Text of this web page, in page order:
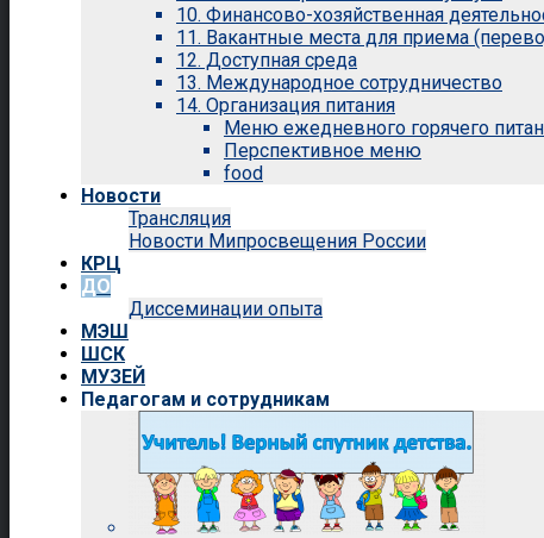
10. Финансово-хозяйственная
11. Вакантные места для приема
12. Доступная среда
13. Международное сотрудничество
14. Организация питания
Меню ежедневного горячего
Перспективное меню
food
Новости
Трансляция
Новости Мипросвещения России
КРЦ
ДО
Диссеминации опыта
МЭШ
ШСК
МУЗЕЙ
Педагогам и сотрудникам